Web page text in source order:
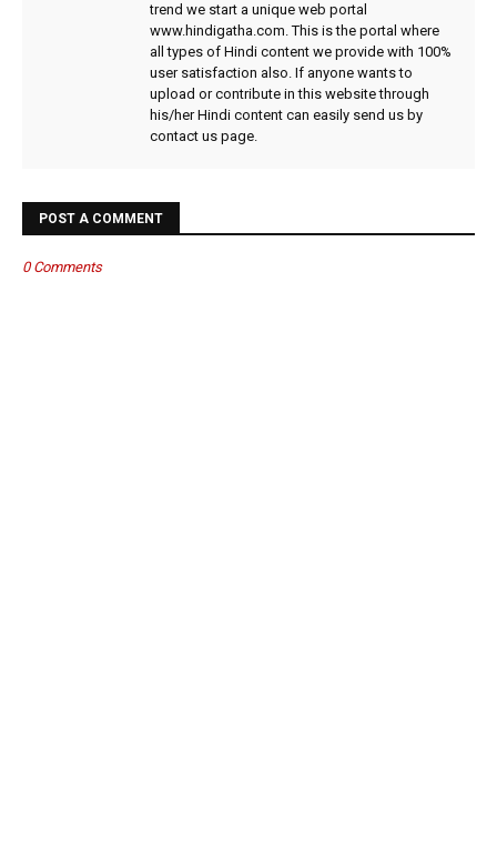
trend we start a unique web portal
www.hindigatha.com. This is the portal where
all types of Hindi content we provide with 100%
user satisfaction also. If anyone wants to
upload or contribute in this website through
his/her Hindi content can easily send us by
contact us page.
POST A COMMENT
0 Comments